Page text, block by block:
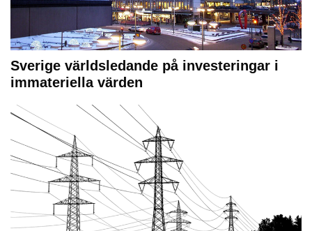
Sverige världsledande på investeringar i
immateriella värden